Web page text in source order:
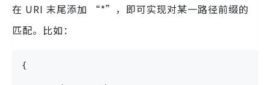
在 URI 末尾添加 “*”，即可实现对某一路径前缀的
匹配。比如：
{